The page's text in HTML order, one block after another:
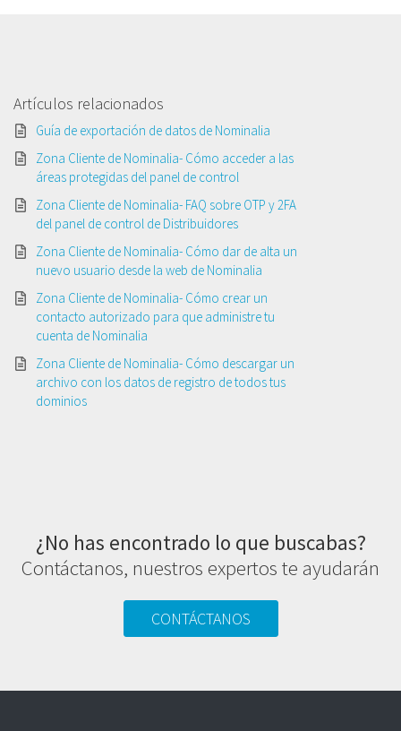
Artículos relacionados
Guía de exportación de datos de Nominalia
Zona Cliente de Nominalia- Cómo acceder a las
áreas protegidas del panel de control
Zona Cliente de Nominalia- FAQ sobre OTP y 2FA
del panel de control de Distribuidores
Zona Cliente de Nominalia- Cómo dar de alta un
nuevo usuario desde la web de Nominalia
Zona Cliente de Nominalia- Cómo crear un
contacto autorizado para que administre tu
cuenta de Nominalia
Zona Cliente de Nominalia- Cómo descargar un
archivo con los datos de registro de todos tus
dominios
¿No has encontrado lo que buscabas?
Contáctanos, nuestros expertos te ayudarán
CONTÁCTANOS